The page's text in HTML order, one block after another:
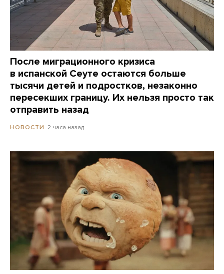
После миграционного кризиса
в испанской Сеуте остаются больше
тысячи детей и подростков, незаконно
пересекших границу. Их нельзя просто так
отправить назад
НОВОСТИ 2 часа назад